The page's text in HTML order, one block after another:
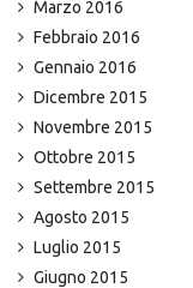
Marzo 2016
Febbraio 2016
Gennaio 2016
Dicembre 2015
Novembre 2015
Ottobre 2015
Settembre 2015
Agosto 2015
Luglio 2015
Giugno 2015